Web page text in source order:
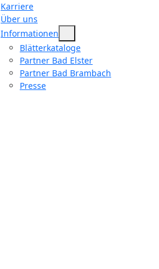
Karriere
Über uns
Informationen
Blätterkataloge
Partner Bad Elster
Partner Bad Brambach
Presse